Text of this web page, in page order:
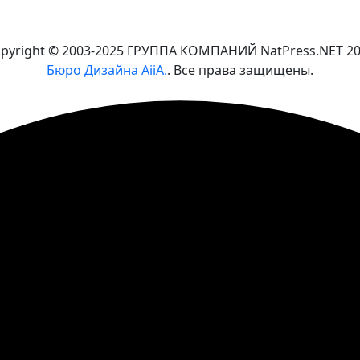
© 2003-2025 ГРУППА КОМПАНИЙ NatPress.NET
Бюро Дизайна AiiA.. Все права защищены.